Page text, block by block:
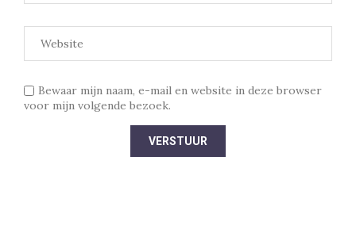
Bewaar mijn naam, e-mail en website in deze browser
voor mijn volgende bezoek.